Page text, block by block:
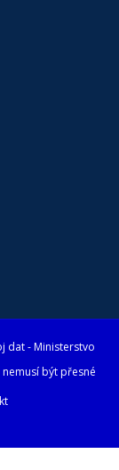
-Ministerstvo
být přesné